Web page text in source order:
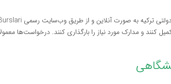
کنند و مدارک مورد نیاز را بارگذاری کنند. درخواست‌ها